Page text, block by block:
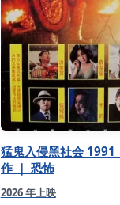
猛鬼入侵黑社会 1991
作 ｜ 恐怖
2026 年上映